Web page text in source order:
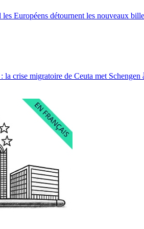
les Européens détournent les nouveaux
la crise migratoire de Ceuta met Schengen